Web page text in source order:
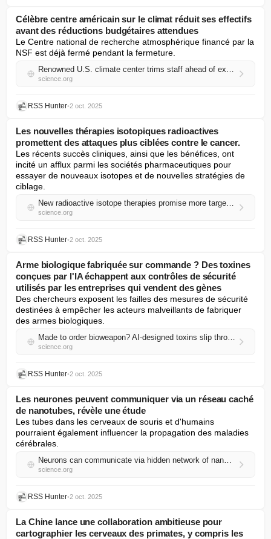
Célèbre centre américain sur le climat réduit ses effectifs
avant des réductions budgétaires attendues
Le Centre national de recherche atmosphérique financé par la
NSF est déjà fermé pendant la fermeture.
Renowned U.S. climate center trims staff ahead of expected budget cuts
science.org
RSS Hunter•2 oct. 2025
Les nouvelles thérapies isotopiques radioactives
promettent des attaques plus ciblées contre le cancer.
Les récents succès cliniques, ainsi que les bénéfices, ont
incité un afflux parmi les sociétés pharmaceutiques pour
essayer de nouveaux isotopes et de nouvelles stratégies de
ciblage.
New radioactive isotope therapies promise more targeted attacks on cancer
science.org
RSS Hunter•2 oct. 2025
Arme biologique fabriquée sur commande ? Des toxines
conçues par l'IA échappent aux contrôles de sécurité
utilisés par les entreprises qui vendent des gènes
Des chercheurs exposent les failles des mesures de sécurité
destinées à empêcher les acteurs malveillants de fabriquer
des armes biologiques.
Made to order bioweapon? AI-designed toxins slip through safety checks used by companies selling genes
science.org
RSS Hunter•2 oct. 2025
Les neurones peuvent communiquer via un réseau caché
de nanotubes, révèle une étude
Les tubes dans les cerveaux de souris et d'humains
pourraient également influencer la propagation des maladies
cérébrales.
Neurons can communicate via hidden network of nanotubes, study finds
science.org
RSS Hunter•2 oct. 2025
La Chine lance une collaboration ambitieuse pour
cartographier les cerveaux des primates, y compris les